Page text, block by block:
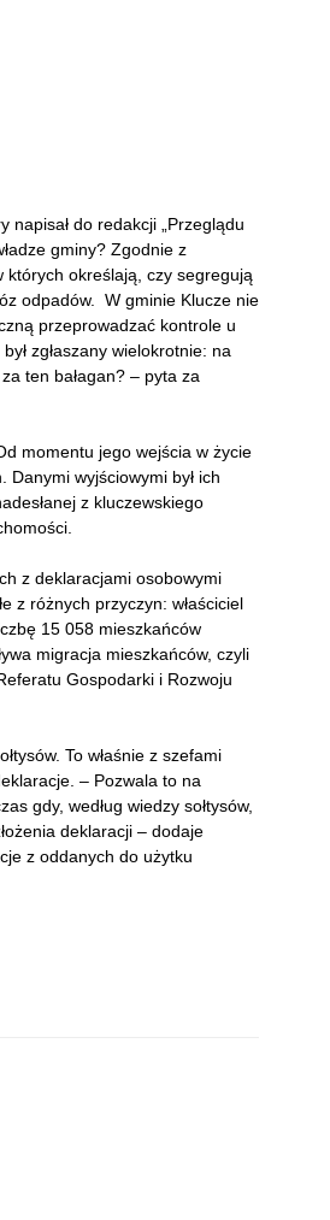
napisał do redakcji „Przeglądu
gminy? Zgodnie z
których określają, czy segregują
odpadów. W gminie Klucze nie
przeprowadzać kontrole u
zgłaszany wielokrotnie: na
ten bałagan? – pyta za
momentu jego wejścia w życie
Danymi wyjściowymi był ich
z kluczewskiego
z deklaracjami osobowymi
z różnych przyczyn: właściciel
15 058 mieszkańców
migracja mieszkańców, czyli
Gospodarki i Rozwoju
To właśnie z szefami
– Pozwala to na
gdy, według wiedzy sołtysów,
deklaracji – dodaje
z oddanych do użytku